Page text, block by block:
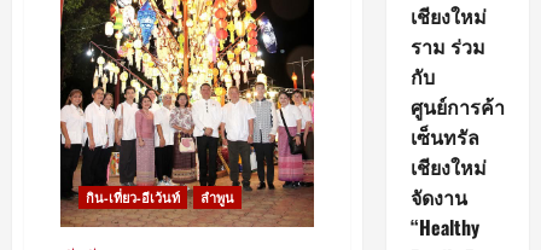
กิน-เที่ยว-อีเว้นท์ ลำพูน
เชียงใหม่
ราม ร่วม
กับ
ศูนย์การค้า
เซ็นทรัล
เชียงใหม่
จัดงาน
“Healthy